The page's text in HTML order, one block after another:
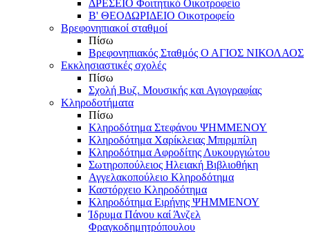
ΔΡΕΣΕΙΟ Φοιτητικό Οικοτροφείο
Β' ΘΕΟΔΩΡΙΔΕΙΟ Οικοτροφείο
Βρεφονηπιακοί σταθμοί
Πίσω
Βρεφονηπιακός Σταθμός Ο ΑΓΙΟΣ ΝΙΚΟΛΑΟΣ
Εκκλησιαστικές σχολές
Πίσω
Σχολή Βυζ. Μουσικής και Αγιογραφίας
Κληροδοτήματα
Πίσω
Κληροδότημα Στεφάνου ΨΗΜΜΕΝΟΥ
Κληροδότημα Χαρίκλειας Μπιρμπίλη
Κληροδότημα Αφροδίτης Λυκουργιώτου
Σωτηροπούλειος Ηλειακή Βιβλιοθήκη
Αγγελακοπούλειο Κληροδότημα
Καστόρχειο Κληροδότημα
Κληροδότημα Ειρήνης ΨΗΜΜΕΝΟΥ
Ίδρυμα Πάνου καί Άνζελ
Φραγκοδημητρόπουλου